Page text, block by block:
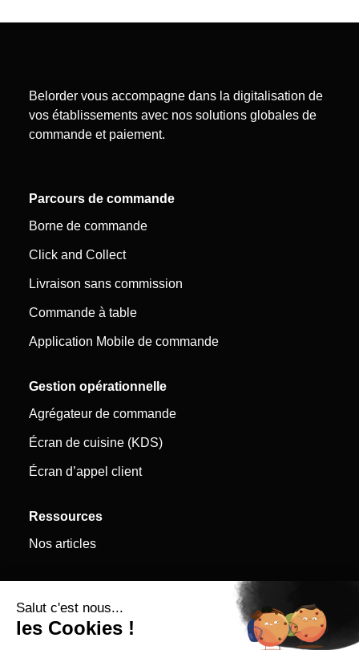
Belorder vous accompagne dans la digitalisation de
vos établissements avec nos solutions globales de
commande et paiement.
Parcours de commande
Borne de commande
Click and Collect
Livraison sans commission
Commande à table
Application Mobile de commande
Gestion opérationnelle
Agrégateur de commande
Écran de cuisine (KDS)
Écran d’appel client
Ressources
Nos articles
CGU